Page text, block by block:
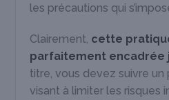
les précautions qui
Clairement, cette
parfaitement encadrée
titre, vous devez suivre
visant à limiter les risques